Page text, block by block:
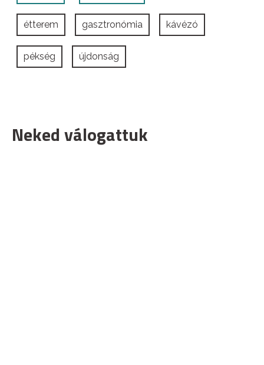
étterem gasztronómia kávézó
pékség újdonság
Neked válogattuk